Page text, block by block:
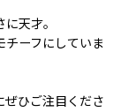
天才。
チーフにしていま
ぜひご注目くださ